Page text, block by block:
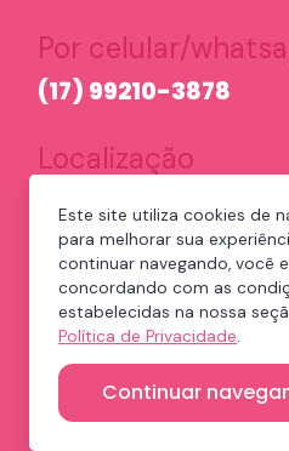
Por celular/
(17) 99210-3878
Localização
(provisório devido a
A equipe 8P é de
Preto, São Paulo, e
office
© 2026 Direitos
Este site utiliza cookies de
para melhorar sua
continuar navegando, você
concordando com as
estabelecidas na nossa
Política de Privacidade.
Continuar